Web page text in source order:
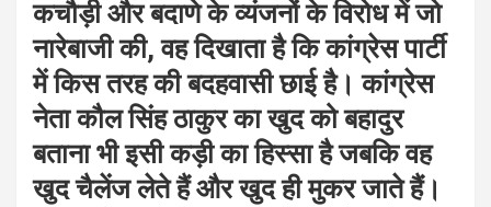
कचौड़ी और बदाणे के व्यंजनों के विरोध में जो
नारेबाजी की, वह दिखाता है कि कांग्रेस पार्टी
में किस तरह की बदहवासी छाई है। कांग्रेस
नेता कौल सिंह ठाकुर का खुद को बहादुर
बताना भी इसी कड़ी का हिस्सा है जबकि वह
खुद चैलेंज लेते हैं और खुद ही मुकर जाते हैं।